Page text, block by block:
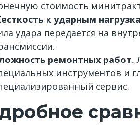
стоимость
к ударным
удара передается на
ремонтных работ.
инструментов и
сервис.